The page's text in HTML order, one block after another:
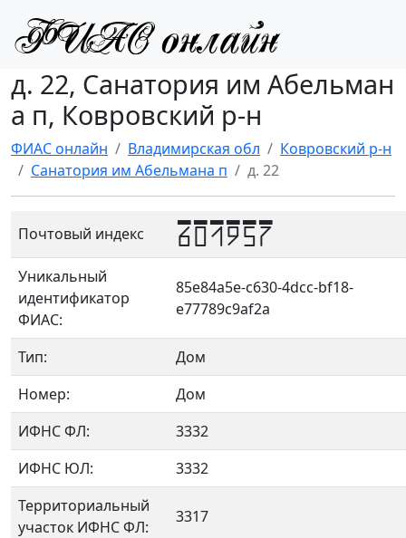
д. 22, Санатория им Абельман
а п, Ковровский р-н
ФИАС онлайн Владимирская обл
Ковровский р-н
Санатория им Абельмана п
д. 22
Почтовый индекс 601957
Уникальный
идентификатор
ФИАС:
85e84a5e-c630-4dcc-bf18-
e77789c9af2a
Тип:
Дом
Номер:
Дом
ИФНС ФЛ:
3332
ИФНС ЮЛ:
3332
Территориальный
участок ИФНС ФЛ:
3317